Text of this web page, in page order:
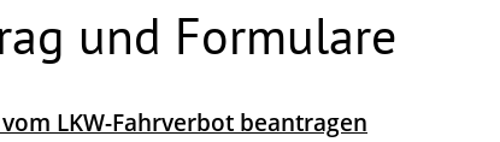
und Formulare
LKW-Fahrverbot beantragen